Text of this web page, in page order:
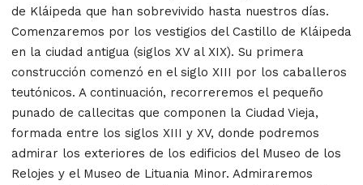
de Kláipeda que han sobrevivido hasta nuestros días.
Comenzaremos por los vestigios del Castillo de Kláipeda
en la ciudad antigua (siglos XV al XIX). Su primera
construcción comenzó en el siglo XIII por los caballeros
teutónicos. A continuación, recorreremos el pequeño
punado de callecitas que componen la Ciudad Vieja,
formada entre los siglos XIII y XV, donde podremos
admirar los exteriores de los edificios del Museo de los
Relojes y el Museo de Lituania Minor. Admiraremos